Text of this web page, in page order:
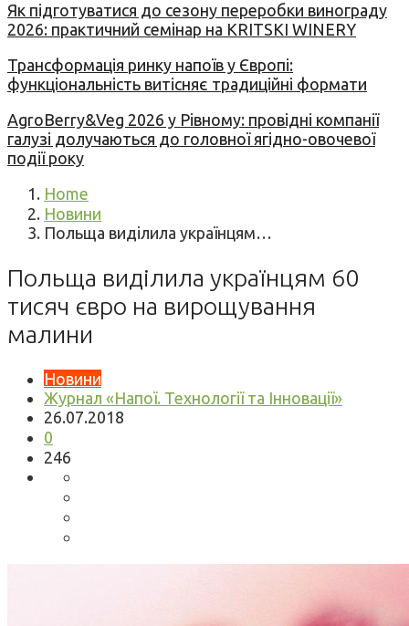
Як підготуватися до сезону переробки винограду
2026: практичний семінар на KRITSKI WINERY
Трансформація ринку напоїв у Європі:
функціональність витісняє традиційні формати
AgroBerry&Veg 2026 у Рівному: провідні компанії
галузі долучаються до головної ягідно-овочевої
події року
Home
Новини
Польща виділила українцям…
Польща виділила українцям 60
тисяч євро на вирощування
малини
Новини
Журнал «Напої. Технології та Інновації»
26.07.2018
0
246